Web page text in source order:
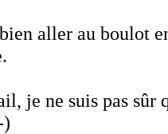
aller au boulot
je ne suis pas
)